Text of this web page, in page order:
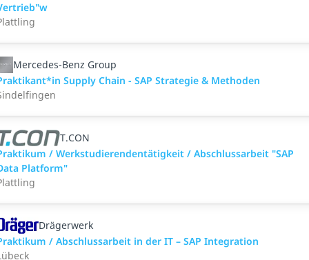
Mercedes-Benz Group
Supply Chain - SAP Strategie & Methoden
T.CON
/ Werkstudierendentätigkeit / Abschlussarbeit "SAP
Platform"
Drägerwerk
/ Abschlussarbeit in der IT – SAP Integration